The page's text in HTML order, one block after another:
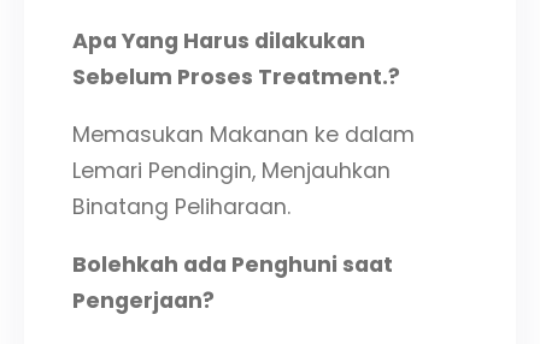
Apa Yang Harus dilakukan
Sebelum Proses Treatment.?
Memasukan Makanan ke dalam
Lemari Pendingin, Menjauhkan
Binatang Peliharaan.
Bolehkah ada Penghuni saat
Pengerjaan?